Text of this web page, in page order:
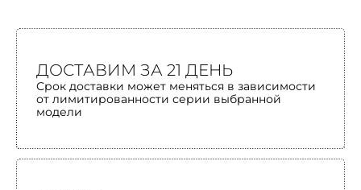
ДОСТАВИМ ЗА 21 ДЕНЬ
Срок доставки может меняться в зависимости
от лимитированности серии выбранной
модели